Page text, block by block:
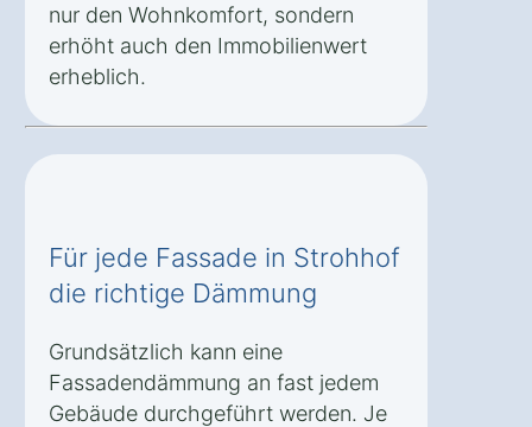
nur den Wohnkomfort, sondern
erhöht auch den Immobilienwert
erheblich.
Für jede Fassade in Strohhof
die richtige Dämmung
Grundsätzlich kann eine
Fassadendämmung an fast jedem
Gebäude durchgeführt werden. Je